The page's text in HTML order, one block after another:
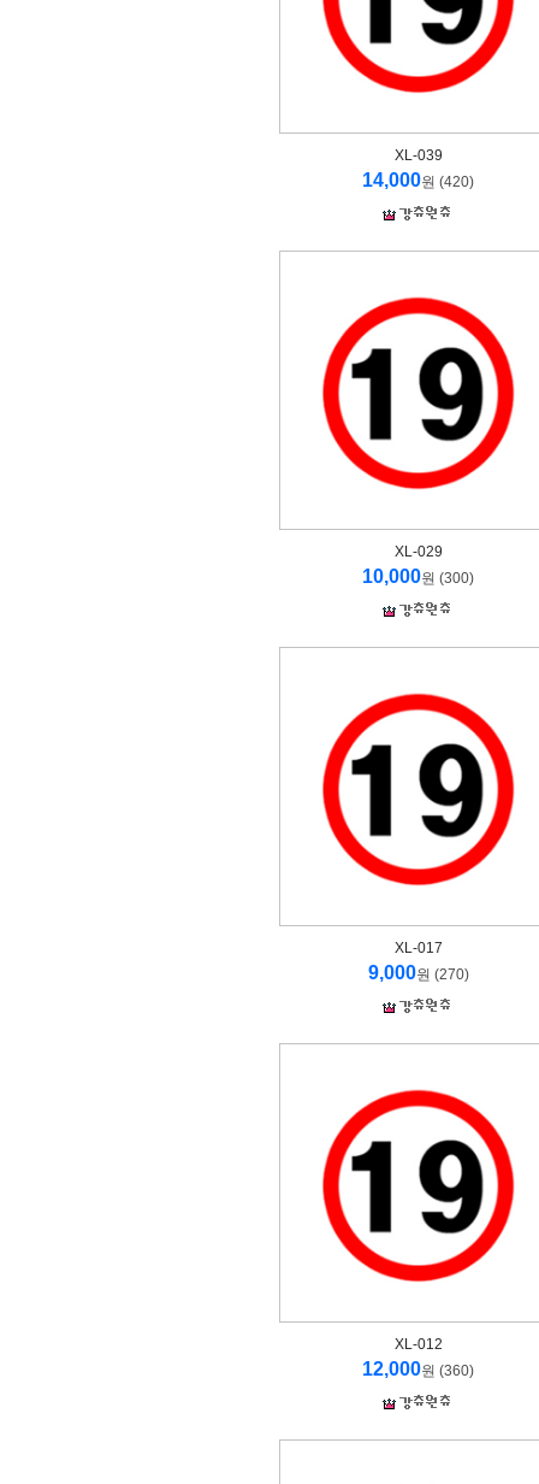
XL-039
14,000원 (420)
XL-029
10,000원 (300)
XL-017
9,000원 (270)
XL-012
12,000원 (360)